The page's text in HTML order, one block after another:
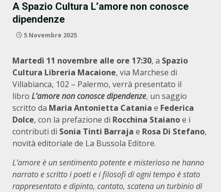
A Spazio Cultura L’amore non conosce
dipendenze
5 Novembre 2025
Martedì 11 novembre alle ore 17:30, a Spazio
Cultura Libreria Macaione, via Marchese di
Villabianca, 102 – Palermo, verrà presentato il
libro L’amore non conosce dipendenze, un saggio
scritto da Maria Antonietta Catania e Federica
Dolce, con la prefazione di Rocchina Staianoe i
contributi di Sonia Tinti Barraja e Rosa Di Stefano,
novità editoriale de La Bussola Editore.
L’amore è un sentimento potente e misterioso ne hanno
narrato e scritto i poeti e i filosofi di ogni tempo è stato
rappresentato e dipinto, cantato, scatena un turbinio di